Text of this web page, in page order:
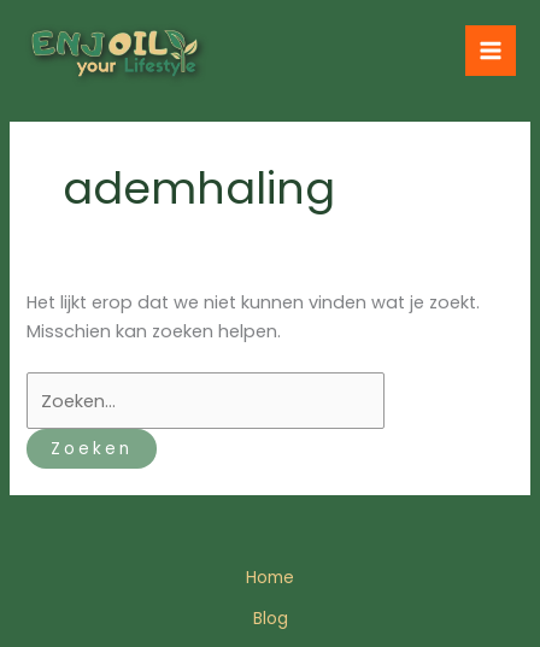
naar
ademhaling
Het lijkt erop dat we niet kunnen vinden wat je zoekt.
Misschien kan zoeken helpen.
naar:
Home
Blog